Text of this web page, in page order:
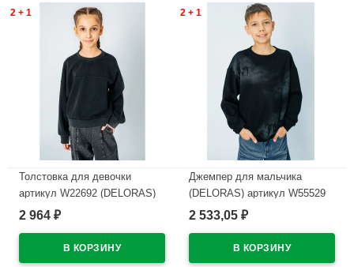
2 + 1
Толстовка для девочки
артикул W22692 (DELORAS)
размер цвет черный
2 964 ₽
2 + 1
Джемпер для мальчика
(DELORAS) артикул W55529
размер 34/134-44/164 цвет
2 533,05 ₽